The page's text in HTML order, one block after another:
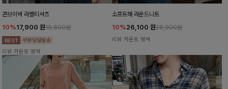
콘브이넥 라벨티셔츠
10%17,900 원19,800원
리뷰 카운트 영역
소프트해 라운드니트
10%26,100 원28,900원
리뷰 카운트 영역